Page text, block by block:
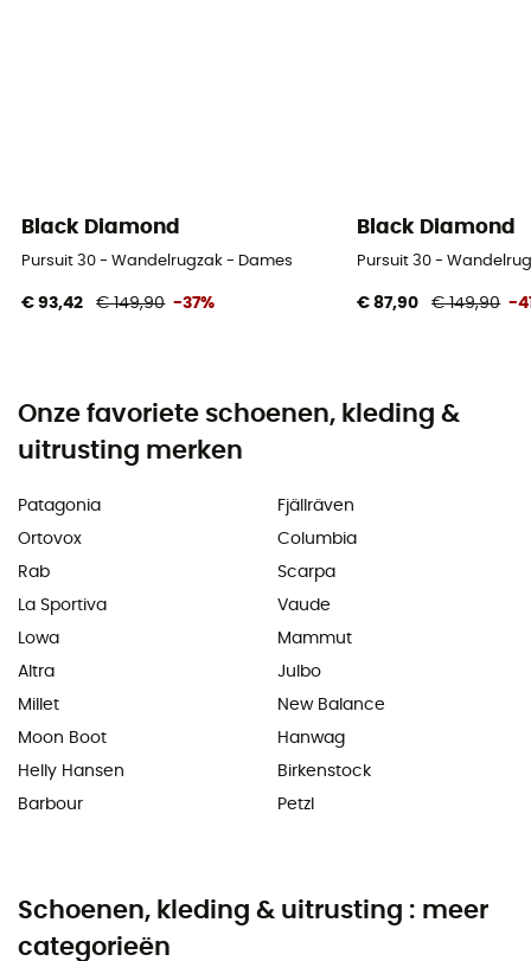
Black Diamond
Pursuit 30 - Wandelrugzak - Dames
€ 93,42 € 149,90 -37%
Black Diamond
Pursuit 30 -
€ 87,90 € 149,90 -
Onze favoriete schoenen, kleding &
uitrusting merken
Patagonia
Ortovox
Rab
La Sportiva
Lowa
Altra
Millet
Moon Boot
Helly Hansen
Barbour
Fjällräven
Columbia
Scarpa
Vaude
Mammut
Julbo
New Balance
Hanwag
Birkenstock
Petzl
Schoenen, kleding & uitrusting : meer
categorieën